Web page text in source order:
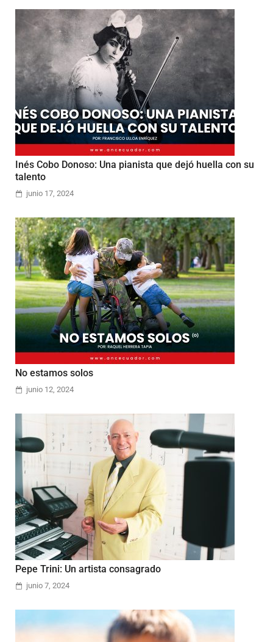
Inés Cobo Donoso: Una pianista que dejó huella con su
talento
junio 17, 2024
No estamos solos
junio 12, 2024
Pepe Trini: Un artista consagrado
junio 7, 2024